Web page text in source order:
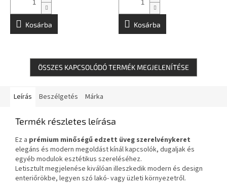
Kosárba Kosárba
ÖSSZES KAPCSOLÓDÓ TERMÉK MEGJELENÍTÉSE
Leírás Beszélgetés Márka
Termék részletes leírása
Ez a prémium minőségű edzett üveg szerelvénykeret
elegáns és modern megoldást kínál kapcsolók, dugaljak és
egyéb modulok esztétikus szereléséhez.
Letisztult megjelenése kiválóan illeszkedik modern és design
enteriőrökbe, legyen szó lakó- vagy üzleti környezetről.